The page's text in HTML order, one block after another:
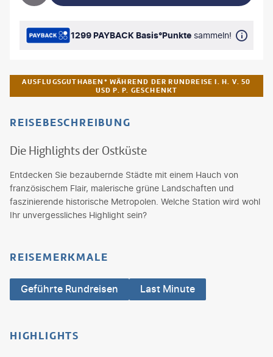
1299 PAYBACK Basis°Punkte sammeln!
AUSFLUGSGUTHABEN* WÄHREND DER RUNDREISE I. H. V. 50
USD P. P. GESCHENKT
REISEBESCHREIBUNG
Die Highlights der Ostküste
Entdecken Sie bezaubernde Städte mit einem Hauch von
französischem Flair, malerische grüne Landschaften und
faszinierende historische Metropolen. Welche Station wird wohl
Ihr unvergessliches Highlight sein?
REISEMERKMALE
Geführte Rundreisen Last Minute
HIGHLIGHTS